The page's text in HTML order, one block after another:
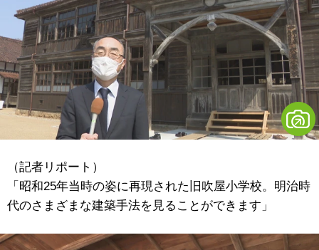
（記者リポート）
「昭和25年当時の姿に再現された旧吹屋小学校。明治時
代のさまざまな建築手法を見ることができます」